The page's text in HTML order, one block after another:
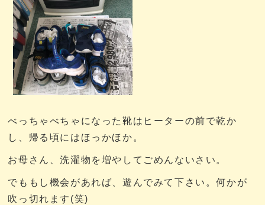
べっちゃべちゃになった靴はヒーターの前で乾か
し、帰る頃にはほっかほか。
お母さん、洗濯物を増やしてごめんないさい。
でももし機会があれば、遊んでみて下さい。何かが
吹っ切れます(笑)